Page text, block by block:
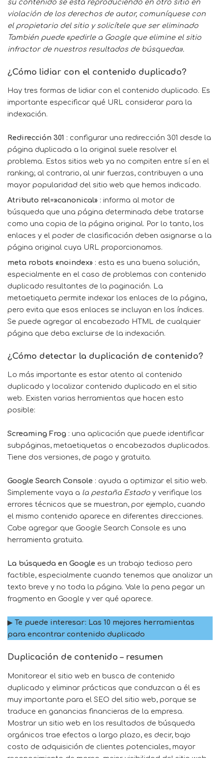
su contenido se está reproduciendo en otro sitio en
violación de los derechos de autor, comuníquese con
el propietario del sitio y solicítele que ser eliminado
También puede «pedirle a Google que elimine el sitio
infractor de nuestros resultados de búsqueda».
¿Cómo lidiar con el contenido duplicado?
Hay tres formas de lidiar con el contenido duplicado. Es
importante especificar qué URL considerar para la
indexación.
Redirección 301 : configurar una redirección 301 desde la
página duplicada a la original suele resolver el
problema. Estos sitios web ya no compiten entre sí en el
ranking; al contrario, al unir fuerzas, contribuyen a una
mayor popularidad del sitio web que hemos indicado.
Atributo rel=»canonical» : informa al motor de
búsqueda que una página determinada debe tratarse
como una copia de la página original. Por lo tanto, los
enlaces y el poder de clasificación deben asignarse a la
página original cuya URL proporcionamos.
meta robots «noindex» : esta es una buena solución,
especialmente en el caso de problemas con contenido
duplicado resultantes de la paginación. La
metaetiqueta permite indexar los enlaces de la página,
pero evita que esos enlaces se incluyan en los índices.
Se puede agregar al encabezado HTML de cualquier
página que deba excluirse de la indexación.
¿Cómo detectar la duplicación de contenido?
Lo más importante es estar atento al contenido
duplicado y localizar contenido duplicado en el sitio
web. Existen varias herramientas que hacen esto
posible:
Screaming Frog : una aplicación que puede identificar
subpáginas, metaetiquetas o encabezados duplicados.
Tiene dos versiones, de pago y gratuita.
Google Search Console : ayuda a optimizar el sitio web.
Simplemente vaya a la pestaña Estado y verifique los
errores técnicos que se muestran, por ejemplo, cuando
el mismo contenido aparece en diferentes direcciones.
Cabe agregar que Google Search Console es una
herramienta gratuita.
La búsqueda en Google es un trabajo tedioso pero
factible, especialmente cuando tenemos que analizar un
texto breve y no toda la página. Vale la pena pegar un
fragmento en Google y ver qué aparece.
▶ Te puede interesar: Las 10 mejores herramientas
para encontrar contenido duplicado
Duplicación de contenido – resumen
Monitorear el sitio web en busca de contenido
duplicado y eliminar prácticas que conduzcan a él es
muy importante para el SEO del sitio web, porque se
traduce en ganancias financieras de la empresa.
Mostrar un sitio web en los resultados de búsqueda
orgánicos trae efectos a largo plazo, es decir, bajo
costo de adquisición de clientes potenciales, mayor